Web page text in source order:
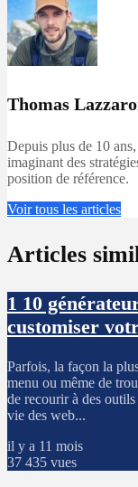
Thomas
Depuis plus de 10
imaginant des
position de référence.
Voir tous les articles
Articles
1 10
customiser
Parfois, la façon la
menu ou même de
de recourir à des
vie des web...
il y a 11 mois
37 435 vues